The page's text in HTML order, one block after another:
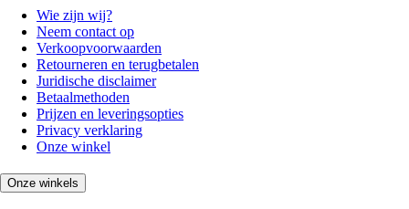
Wie zijn wij?
Neem contact op
Verkoopvoorwaarden
Retourneren en terugbetalen
Juridische disclaimer
Betaalmethoden
Prijzen en leveringsopties
Privacy verklaring
Onze winkel
Onze winkels